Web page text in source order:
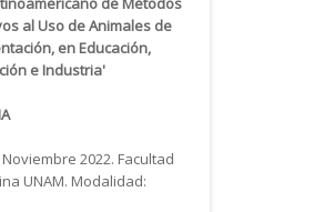
al Uso de Animales de
en Educación,
e Industria'
Noviembre 2022. Facultad
UNAM. Modalidad: